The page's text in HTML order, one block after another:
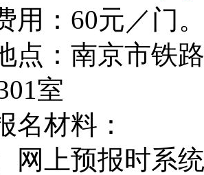
：60元／门
：南京市铁路
室
材料：
上预报时系统